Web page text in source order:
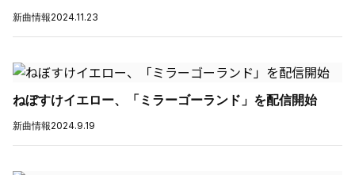
新曲情報2024.11.23
ねぼすけイエロー、「ミラーゴーランド」を配信開始
新曲情報2024.9.19